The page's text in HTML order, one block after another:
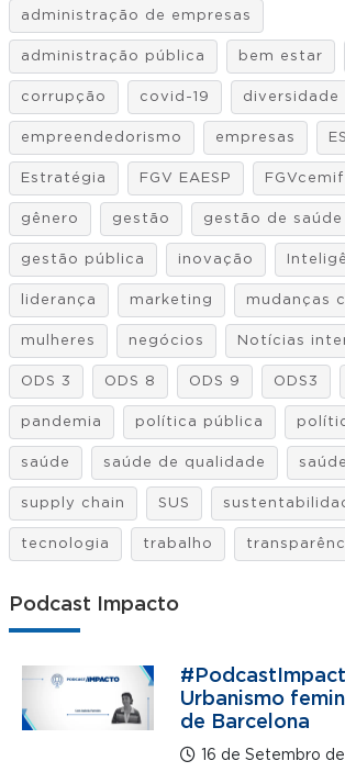
administração de empresas
administração pública bem estar
corrupção covid-19 diversidade
empreendedorismo empresas
Estratégia FGV EAESP FGVcemif
gênero gestão gestão de saúde
gestão pública inovação
liderança marketing mudanças
mulheres negócios Notícias
ODS 3 ODS 8 ODS 9 ODS3
pandemia política pública
saúde saúde de qualidade
supply chain SUS
tecnologia trabalho
Podcast Impacto
Urbanismo
de Barcelona
16 de Setembro